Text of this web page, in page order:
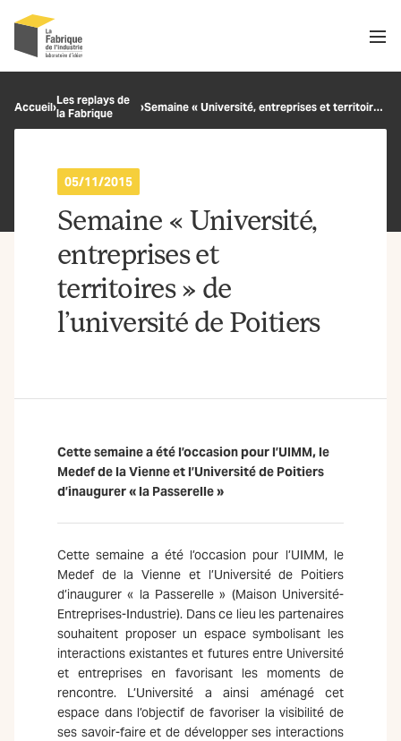
Recherche
Accueil›Les replays de
la Fabrique
› Semaine « Université, entreprises et territoires » de l’université de Poitiers
05/11/2015
Semaine « Université,
entreprises et
territoires » de
l’université de Poitiers
Cette semaine a été l’occasion pour l’UIMM, le
Medef de la Vienne et l’Université de Poitiers
d’inaugurer « la Passerelle »
Cette semaine a été l’occasion pour l’UIMM, le
Medef de la Vienne et l’Université de Poitiers
d’inaugurer « la Passerelle » (Maison Université-
Entreprises-Industrie). Dans ce lieu les partenaires
souhaitent proposer un espace symbolisant les
interactions existantes et futures entre Université
et entreprises en favorisant les moments de
rencontre. L’Université a ainsi aménagé cet
espace dans l’objectif de favoriser la visibilité de
ses savoir-faire et de développer ses interactions